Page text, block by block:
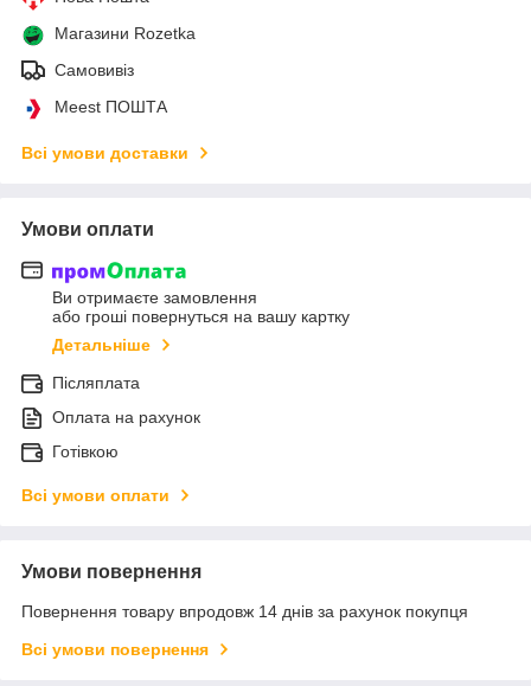
Магазини Rozetka
Самовивіз
Meest ПОШТА
Всі умови доставки
Умови оплати
Ви отримаєте замовлення
або гроші повернуться на вашу картку
Детальніше
Післяплата
Оплата на рахунок
Готівкою
Всі умови оплати
Умови повернення
Повернення товару впродовж 14 днів за рахунок покупця
Всі умови повернення